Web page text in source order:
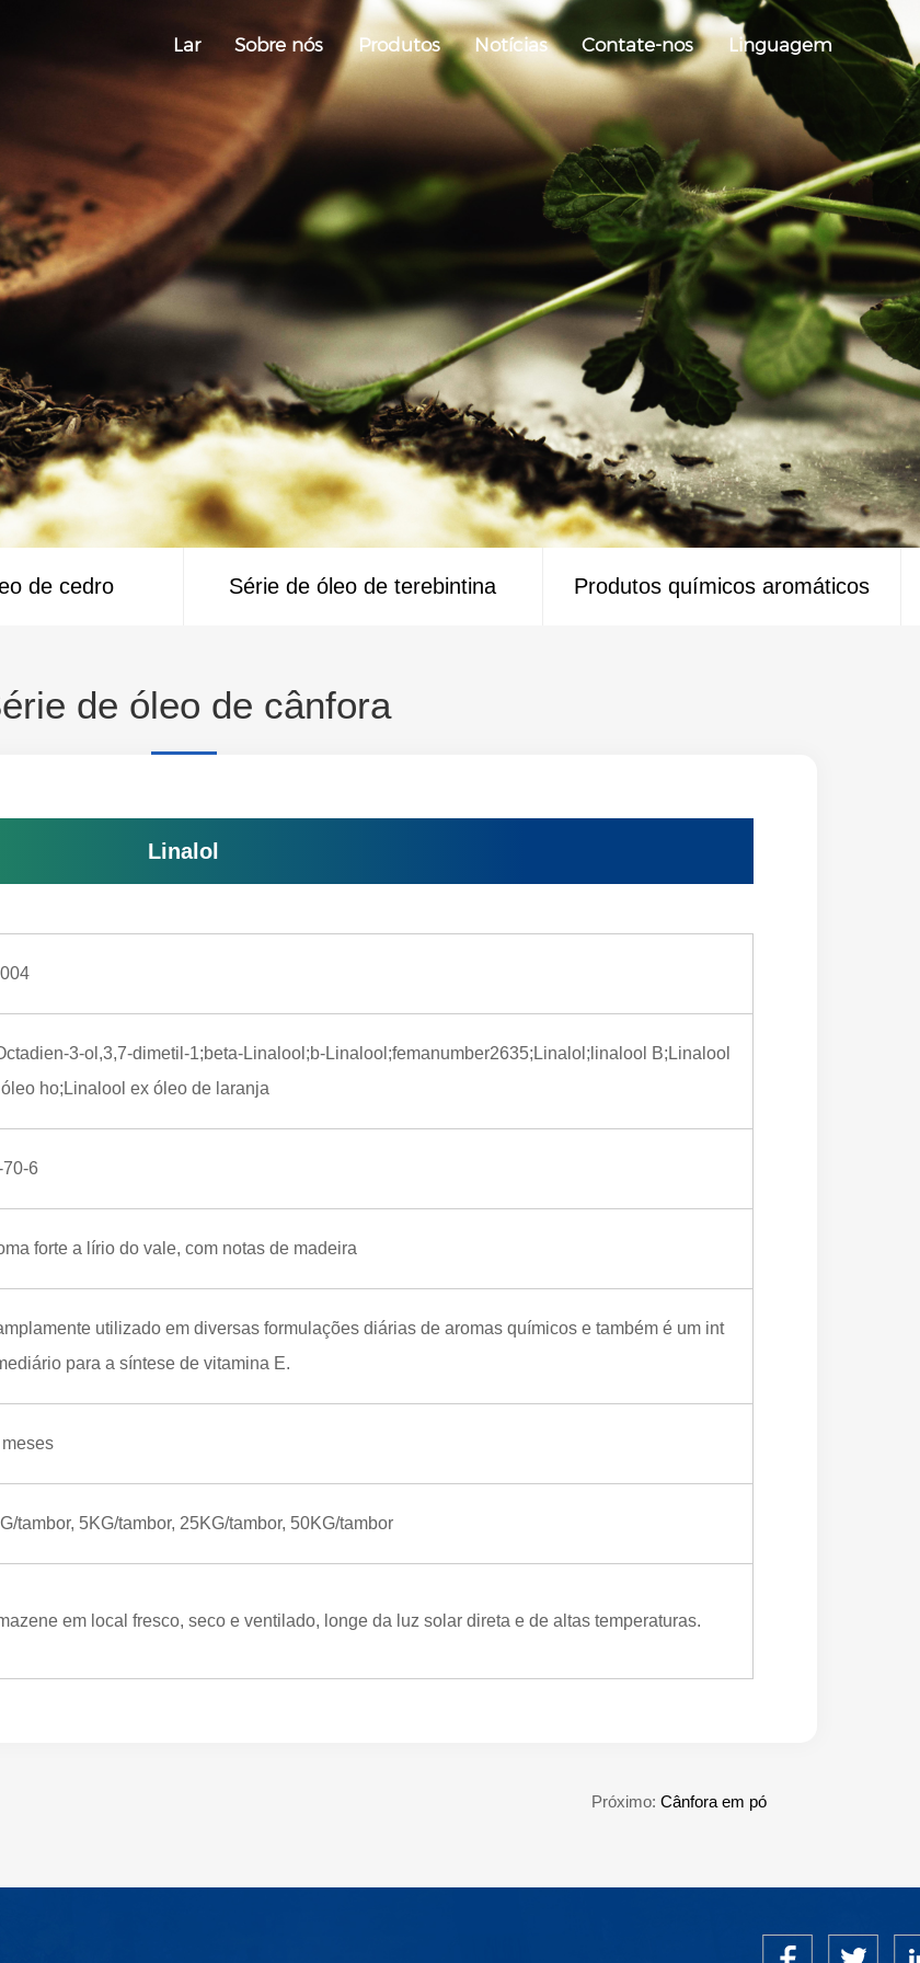
Lar Sobre nós Produtos Notícias Contate-nos Linguagem
de cedro Série de óleo de terebintina Produtos químicos aromáticos
de óleo de cânfora
Linalol
3-ol,3,7-dimetil-1;beta-Linalool;b-Linalool;femanumber2635;Linalol;linalool B;Linalool
ho;Linalool ex óleo de laranja
6
forte a lírio do vale, com notas de madeira
utilizado em diversas formulações diárias de aromas químicos e também é um int
para a síntese de vitamina E.
tambor, 5KG/tambor, 25KG/tambor, 50KG/tambor
em local fresco, seco e ventilado, longe da luz solar direta e de altas temperaturas.
Próximo: Cânfora em pó